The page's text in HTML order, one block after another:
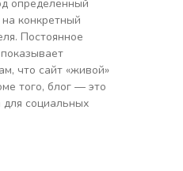
определенный
конкретный
Постоянное
что сайт «живой»
того, блог — это
для социальных